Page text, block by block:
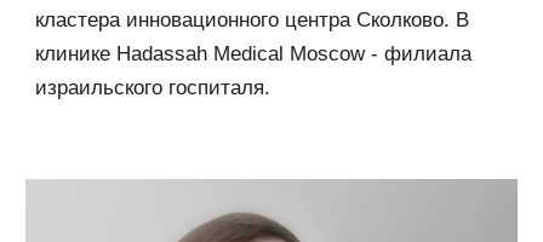
кластера инновационного центра Сколково. В
клинике Hadassah Medical Moscow - филиала
израильского госпиталя.